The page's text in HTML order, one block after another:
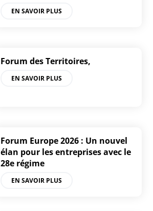
EN SAVOIR PLUS
Forum des Territoires,
EN SAVOIR PLUS
Forum Europe 2026 : Un nouvel
élan pour les entreprises avec le
28e régime
EN SAVOIR PLUS